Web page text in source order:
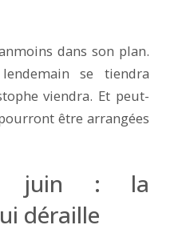
dans son plan.
se tiendra
viendra. Et peut-
être arrangées
juin : la
déraille